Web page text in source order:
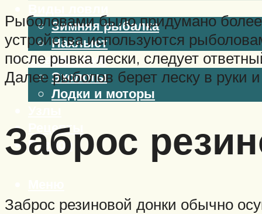
Зимняя рыбалка
Нахлыст
Снаряжение
Эхолоты
Лодки и моторы
Рецепты
Разное
Рыболовами было придумано
устройства используются
после рывка лески, следует
Далее рыболов берет леску в руки
Заброс
Заброс резиновой донки обычно